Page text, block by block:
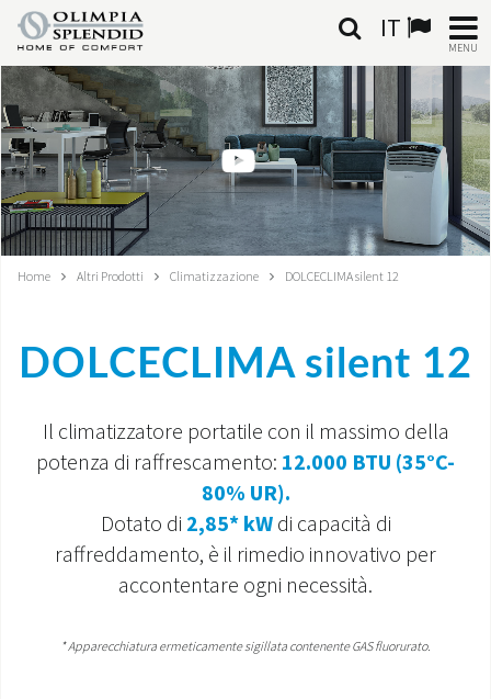
IT
MENU
ITALIANO
HOME
CLIMATIZZAZIONE
RISCALDAMENTO
SISTEMI INTEGRATI
NEGOZI
CONTATTI
INCENTIVI E DETRAZIONI
ASSISTENZA E GARANZIE
Home Altri Prodotti Climatizzazione DOLCECLIMA silent 12
DOLCECLIMA silent 12
Il climatizzatore portatile con il massimo della
potenza di raffrescamento: 12.000 BTU (35°C-
80% UR).
Dotato di 2,85* kWdi capacità di
raffreddamento, è il rimedio innovativo per
accontentare ogni necessità.
*Apparecchiatura ermeticamente sigillata contenente GAS fluorurato.